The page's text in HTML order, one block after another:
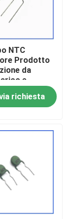
NTC
Prodotto
da
e
richiesta